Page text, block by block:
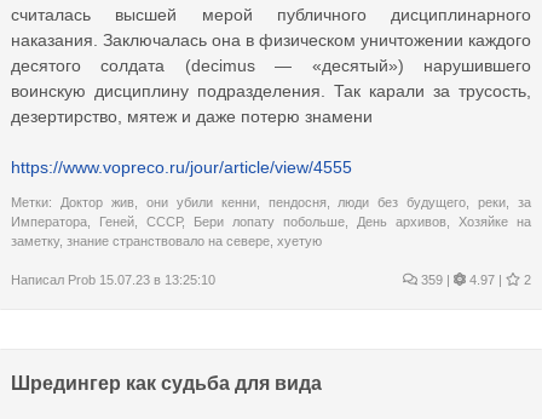
считалась высшей мерой публичного дисциплинарного
наказания. Заключалась она в физическом уничтожении каждого
десятого солдата (decimus — «десятый») нарушившего
воинскую дисциплину подразделения. Так карали за трусость,
дезертирство, мятеж и даже потерю знамени
https://www.vopreco.ru/jour/article/view/4555
Метки: Доктор жив, они убили кенни, пендосня люди без будущего ,реки ,за
Императора
Геней СССР, Бери лопату побольше День архивов
Хозяйке на
заметку, знание странствовало на севере хуетую
Написал Prob 15.07.23 в 13:25:10 359 | 4.97 | 2
Шредингер как судьба для вида